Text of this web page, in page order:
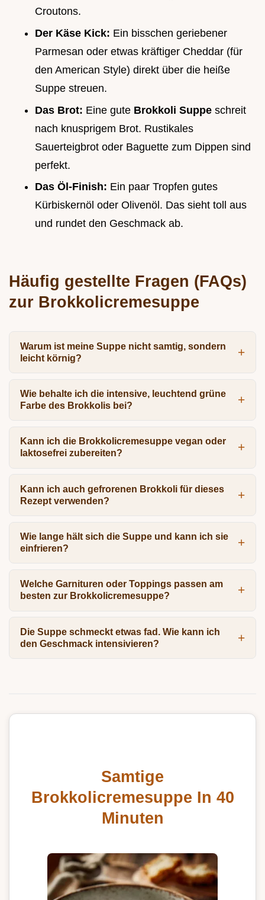
Croutons.
Der Käse Kick: Ein bisschen geriebener
Parmesan oder etwas kräftiger Cheddar (für
den American Style) direkt über die heiße
Suppe streuen.
Das Brot: Eine gute Brokkoli Suppe schreit
nach knusprigem Brot. Rustikales
Sauerteigbrot oder Baguette zum Dippen sind
perfekt.
Das Öl-Finish: Ein paar Tropfen gutes
Kürbiskernöl oder Olivenöl. Das sieht toll aus
und rundet den Geschmack ab.
Häufig gestellte Fragen (FAQs)
zur Brokkolicremesuppe
Warum ist meine Suppe nicht samtig, sondern
leicht körnig?
Wie behalte ich die intensive, leuchtend grüne
Farbe des Brokkolis bei?
Kann ich die Brokkolicremesuppe vegan oder
laktosefrei zubereiten?
Kann ich auch gefrorenen Brokkoli für dieses
Rezept verwenden?
Wie lange hält sich die Suppe und kann ich sie
einfrieren?
Welche Garnituren oder Toppings passen am
besten zur Brokkolicremesuppe?
Die Suppe schmeckt etwas fad. Wie kann ich
den Geschmack intensivieren?
Samtige
Brokkolicremesuppe In 40
Minuten